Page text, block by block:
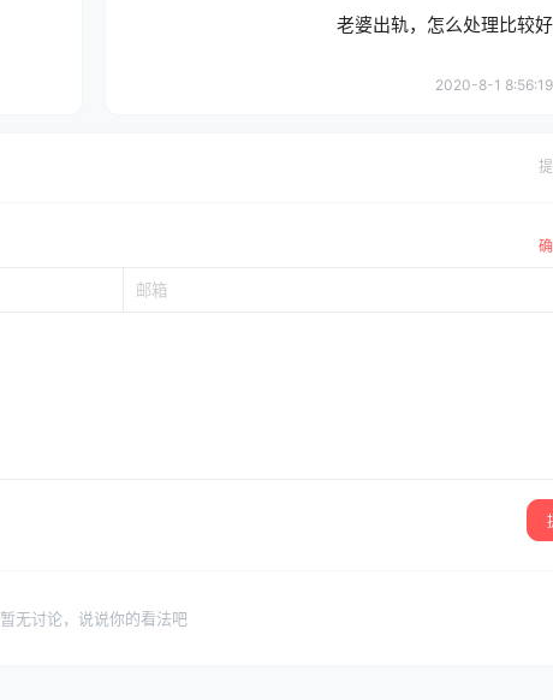
老婆出轨，怎么处理比较好
2020-8-1 8:56:19
暂无讨论，说说你的看法吧